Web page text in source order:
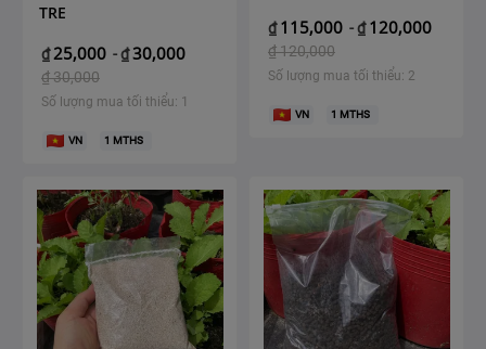
TRE
₫ 25,000 -₫30,000
₫30,000
Số lượng mua tối thiểu: 1
VN 1 MTHS
₫ 115,000 -₫ 120,000
₫120,000
Số lượng mua tối thiểu: 2
VN 1 MTHS